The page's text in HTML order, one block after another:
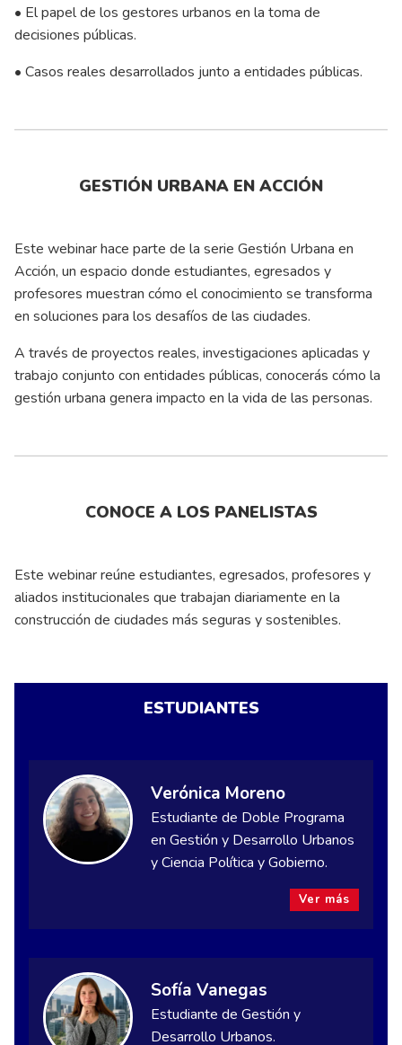
• El papel de los gestores urbanos en la toma de
decisiones públicas.
• Casos reales desarrollados junto a entidades públicas.
GESTIÓN URBANA EN ACCIÓN
Este webinar hace parte de la serie Gestión Urbana en
Acción, un espacio donde estudiantes, egresados y
profesores muestran cómo el conocimiento se transforma
en soluciones para los desafíos de las ciudades.
A través de proyectos reales, investigaciones aplicadas y
trabajo conjunto con entidades públicas, conocerás cómo la
gestión urbana genera impacto en la vida de las personas.
CONOCE A LOS PANELISTAS
Este webinar reúne estudiantes, egresados, profesores y
aliados institucionales que trabajan diariamente en la
construcción de ciudades más seguras y sostenibles.
ESTUDIANTES
Verónica Moreno
Estudiante de Doble Programa
en Gestión y Desarrollo Urbanos
y Ciencia Política y Gobierno.
Ver más
Sofía Vanegas
Estudiante de Gestión y
Desarrollo Urbanos.